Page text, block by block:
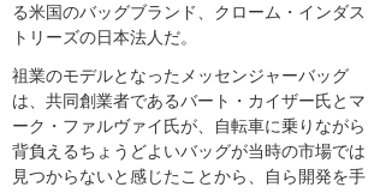
る米国のバッグブランド、クローム・インダス
トリーズの日本法人だ。
祖業のモデルとなったメッセンジャーバッグ
は、共同創業者であるバート・カイザー氏とマ
ーク・ファルヴァイ氏が、自転車に乗りながら
背負えるちょうどよいバッグが当時の市場では
見つからないと感じたことから、自ら開発を手